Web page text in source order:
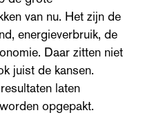
van nu. Het zijn de
energieverbruik, de
Daar zitten niet
juist de kansen.
laten
opgepakt.